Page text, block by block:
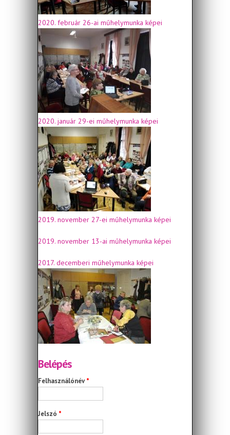
2020. február 26-ai műhelymunka képei
2020. január 29-ei műhelymunka képei
2019. november 27-ei műhelymunka képei
2019. november 13-ai műhelymunka képei
2017. decemberi műhelymunka képei
Belépés
Felhasználónév*
Jelszó *